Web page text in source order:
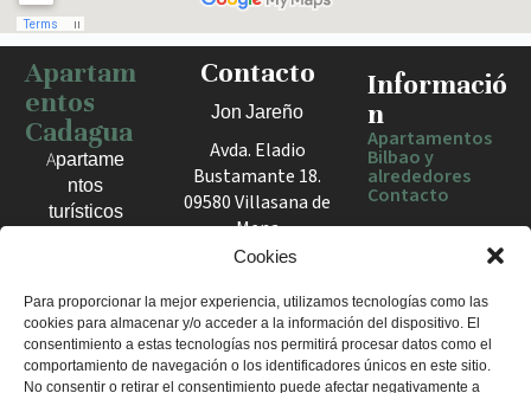
Cookies
Para proporcionar la mejor experiencia, utilizamos tecnologías como las
cookies para almacenar y/o acceder a la información del dispositivo. El
consentimiento a estas tecnologías nos permitirá procesar datos como el
comportamiento de navegación o los identificadores únicos en este sitio.
No consentir o retirar el consentimiento puede afectar negativamente a
Haz clic para activar el mapa
Apartam
entos
Cadagua
Apartame
ntos
turísticos
el Valle
de Mena.
Estancias
cómodas
Contacto
Jon Jareño
Avda. Eladio
Bustamante 18.
09580 Villasana de
Mena
España
+34 675 602
960
apartamentosc
Informació
n
Apartamentos
Bilbao y
alrededores
Contacto